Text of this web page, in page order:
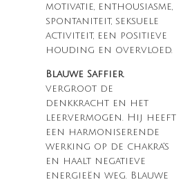
motivatie, enthousiasme,
spontaniteit, seksuele
activiteit, een positieve
houding en overvloed.
Blauwe Saffier
vergroot de
denkkracht en het
leervermogen. Hij heeft
een harmoniserende
werking op de chakra's
en haalt negatieve
energieën weg. Blauwe